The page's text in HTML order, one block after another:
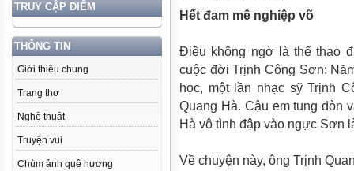
TRUY CẬP ĐIỂM
THÔNG TIN
Giới thiệu chung
Trang thơ
Nghệ thuật
Truyện vui
Chùm ảnh quê hương
Hết đam mê nghiệp võ
Điều không ngờ là thể thao
cuộc đời Trịnh Công Sơn:
học, một lần nhạc sỹ Trịnh
Quang Hà. Cậu em tung đòn
Hà vô tình đập vào ngực Sơn
Về chuyện này, ông Trịnh